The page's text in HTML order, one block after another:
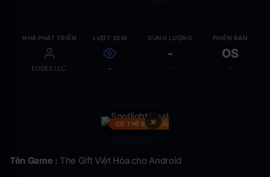
NHÀ PHÁT TRIỂN
EDGES LLC.
LƯỢT XEM
-
DUNG LƯỢNG
-
-
PHIÊN BẢN
OS
-
×
CÓ THỂ BẠN CẦN
Tên Game : The Gift Việt Hóa cho Android